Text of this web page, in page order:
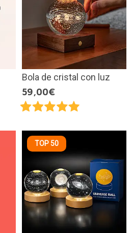
Bola de cristal con luz
59,00€
TOP 50